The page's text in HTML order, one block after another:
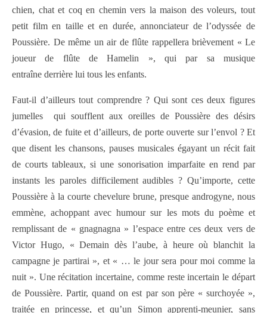
chien, chat et coq en chemin vers la maison des voleurs, tout
petit film en taille et en durée, annonciateur de l’odyssée de
Poussière. De même un air de flûte rappellera brièvement « Le
joueur de flûte de Hamelin », qui par sa musique
entraîne derrière lui tous les enfants.
Faut-il d’ailleurs tout comprendre ? Qui sont ces deux figures
jumelles
qui soufflent aux oreilles de Poussière des désirs
d’évasion, de fuite et d’ailleurs, de porte ouverte sur l’envol ? Et
que disent les chansons, pauses musicales égayant un récit fait
de courts tableaux, si une sonorisation imparfaite en rend par
instants les paroles difficilement audibles ? Qu’importe, cette
Poussière à la courte chevelure brune, presque androgyne, nous
emmène, achoppant avec humour sur les mots du poème et
remplissant de « gnagnagna » l’espace entre ces deux vers de
Victor Hugo, « Demain dès l’aube, à heure où blanchit la
campagne je partirai », et « … le jour sera pour moi comme la
nuit ». Une récitation incertaine, comme reste incertain le départ
de Poussière. Partir, quand on est par son père « surchoyée »,
traitée en princesse, et qu’un Simon apprenti-meunier, sans